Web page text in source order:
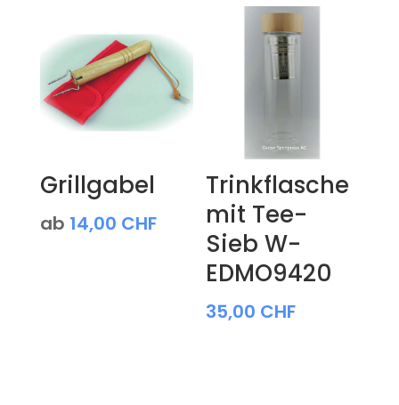
Grillgabel
ab 14,00 CHF
Trinkflasche
mit Tee-
Sieb W-
EDMO9420
35,00 CHF